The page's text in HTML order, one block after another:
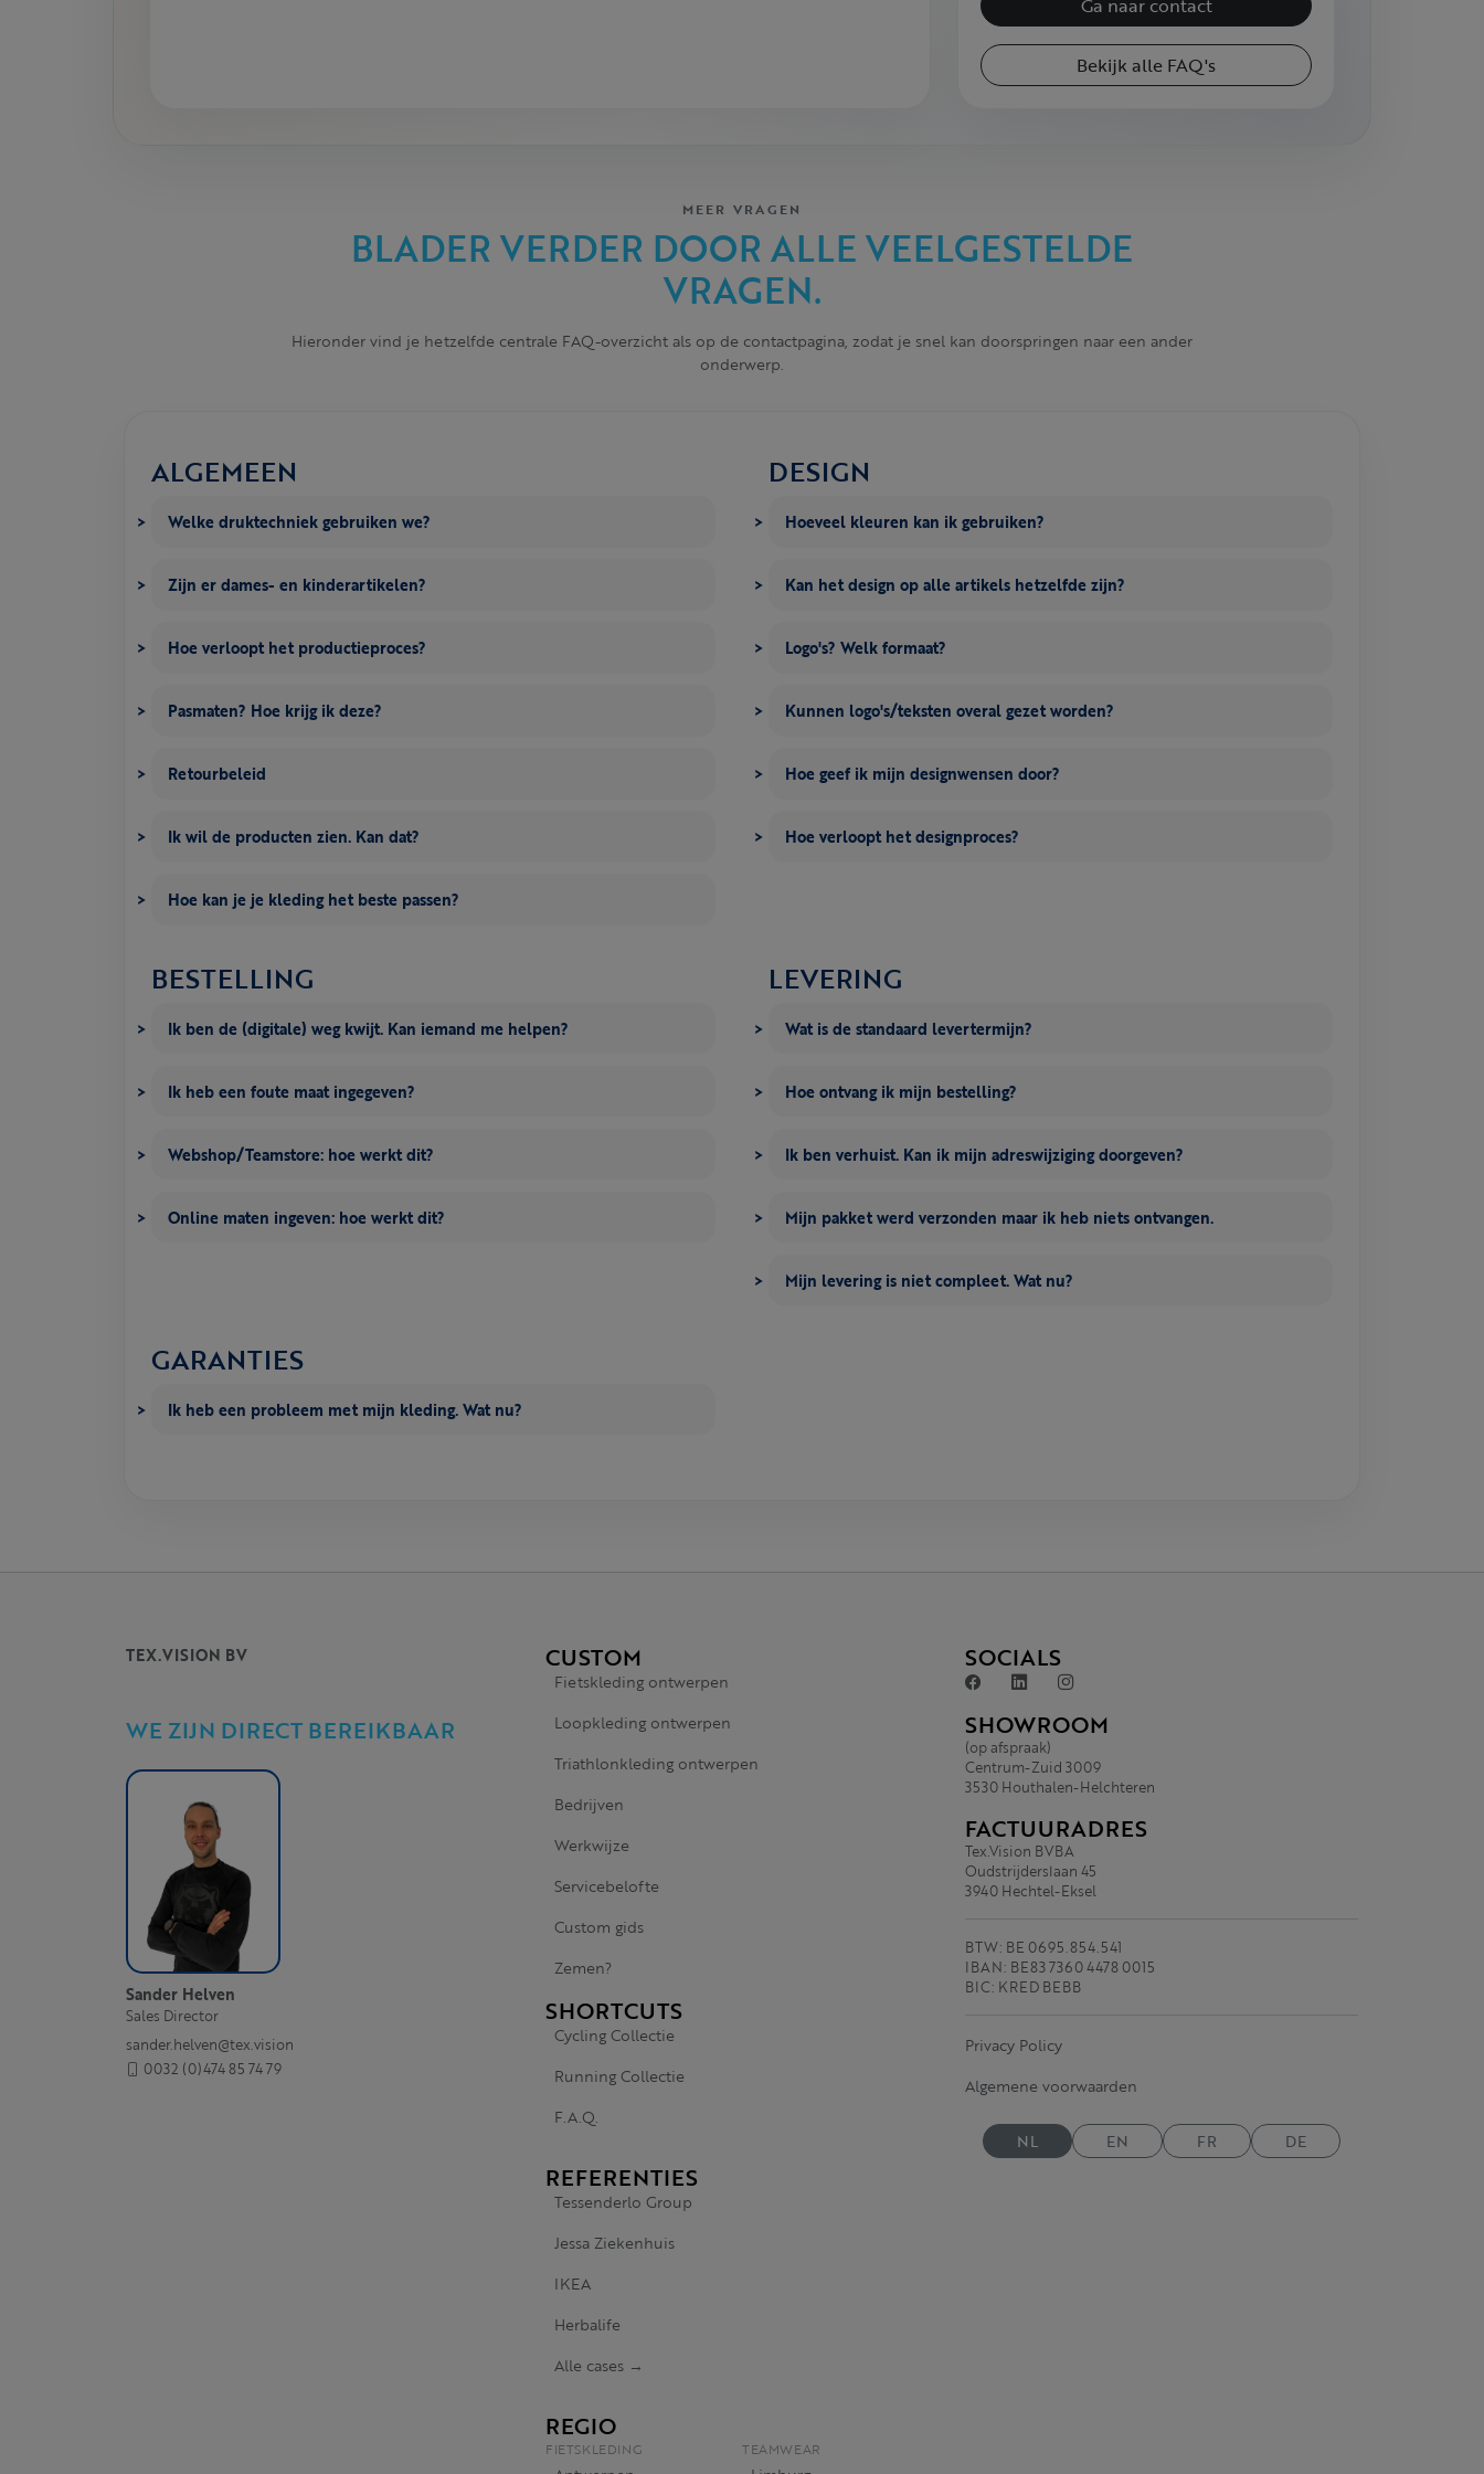
Ga naar contact
Bekijk alle FAQ's
MEER VRAGEN
BLADER VERDER DOOR ALLE VEELGESTELDE
VRAGEN.
Hieronder vind je hetzelfde centrale FAQ-overzicht als op de contactpagina, zodat je snel kan doorspringen naar een ander
onderwerp.
ALGEMEEN
Welke druktechniek gebruiken we?
Zijn er dames- en kinderartikelen?
Hoe verloopt het productieproces?
Pasmaten? Hoe krijg ik deze?
Retourbeleid
Ik wil de producten zien. Kan dat?
Hoe kan je je kleding het beste passen?
DESIGN
Hoeveel kleuren kan ik gebruiken?
Kan het design op alle artikels hetzelfde zijn?
Logo's? Welk formaat?
Kunnen logo's/teksten overal gezet worden?
Hoe geef ik mijn designwensen door?
Hoe verloopt het designproces?
BESTELLING
Ik ben de (digitale) weg kwijt. Kan iemand me helpen?
Ik heb een foute maat ingegeven?
Webshop/Teamstore: hoe werkt dit?
Online maten ingeven: hoe werkt dit?
LEVERING
Wat is de standaard levertermijn?
Hoe ontvang ik mijn bestelling?
Ik ben verhuist. Kan ik mijn adreswijziging doorgeven?
Mijn pakket werd verzonden maar ik heb niets ontvangen.
Mijn levering is niet compleet. Wat nu?
GARANTIES
Ik heb een probleem met mijn kleding. Wat nu?
TEX.VISION BV
WE ZIJN DIRECT BEREIKBAAR
Sander Helven
Sales Director
sander.helven@tex.vision
0032 (0)474 85 74 79
CUSTOM
Fietskleding ontwerpen
Loopkleding ontwerpen
Triathlonkleding ontwerpen
Bedrijven
Werkwijze
Servicebelofte
Custom gids
Zemen?
SHORTCUTS
Cycling Collectie
Running Collectie
F.A.Q.
REFERENTIES
Tessenderlo Group
Jessa Ziekenhuis
IKEA
Herbalife
Alle cases →
REGIO
FIETSKLEDING TEAMWEAR
SOCIALS
SHOWROOM
(op afspraak)
Centrum-Zuid 3009
3530 Houthalen-Helchteren
FACTUURADRES
Tex.Vision BVBA
Oudstrijderslaan 45
3940 Hechtel-Eksel
BTW: BE 0695.854.541
IBAN: BE83 7360 4478 0015
BIC: KRED BEBB
Privacy Policy
Algemene voorwaarden
NL EN FR DE